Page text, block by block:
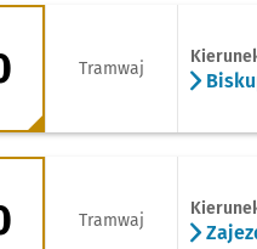
Biskupin
Tramwaj
Zajezdnia
Tramwaj